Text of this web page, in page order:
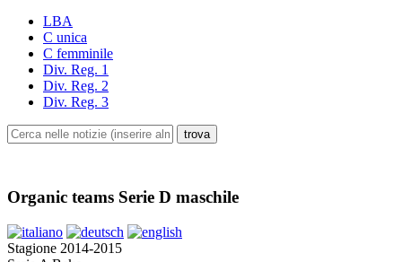
LBA
C unica
C femminile
Div. Reg. 1
Div. Reg. 2
Div. Reg. 3
Organic teams Serie D maschile
Stagione 2014-2015